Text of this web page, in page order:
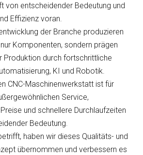
von entscheidender Bedeutung und
Effizienz voran.
der Branche produzieren
Komponenten, sondern prägen
Produktion durch fortschrittliche
KI und Robotik.
CNC-Maschinenwerkstatt ist für
Service,
und schnellere Durchlaufzeiten
Bedeutung.
haben wir dieses Qualitäts- und
übernommen und verbessern es